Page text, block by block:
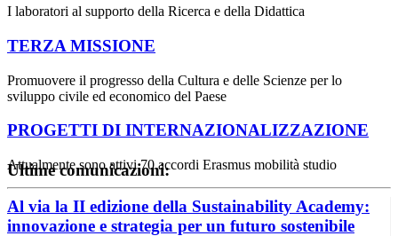
I laboratori al supporto della Ricerca e della Didattica
TERZA MISSIONE
Promuovere il progresso della Cultura e delle Scienze per lo
sviluppo civile ed economico del Paese
PROGETTI DI INTERNAZIONALIZZAZIONE
Attualmente sono attivi 70 accordi Erasmus mobilità studio
Ultime comunicazioni:
Al via la II edizione della Sustainability Academy:
innovazione e strategia per un futuro sostenibile